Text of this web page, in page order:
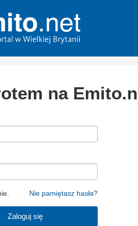
na
Nie pamiętasz hasła?
Zaloguj się